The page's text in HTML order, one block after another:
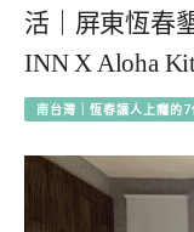
活｜屏東恆春
INN X Aloha
南台灣｜恆春讓人上癮的7